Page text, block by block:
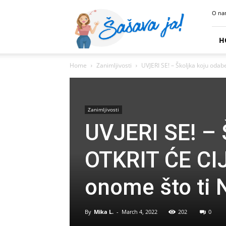
Ja
O
Home Zanimljivosti UVJERI SE! – Školjka koju
Zanimljivosti
UVJERI SE!
OTKRIT ĆE
onome što ti
By Mika L. - March 4, 2022 202 0